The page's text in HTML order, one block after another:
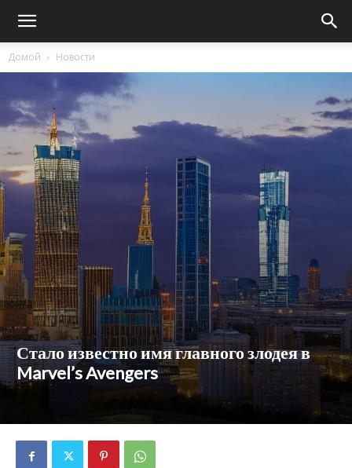
Домой Новости
Стало известно имя главного злодея в
Marvel’s Avengers